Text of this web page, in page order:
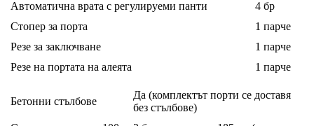
Автоматична врата с регулируеми панти
4 бр
Стопер за порта
1 парче
Резе за заключване
1 парче
Резе на портата на алеята
1 парче
Бетонни стълбове
Да (комплектът порти се доставя
без стълбове)